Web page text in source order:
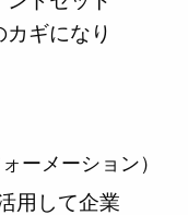
ギになり
ーメーション）
用して企業